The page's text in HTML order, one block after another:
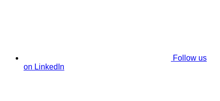
Follow us
on LinkedIn